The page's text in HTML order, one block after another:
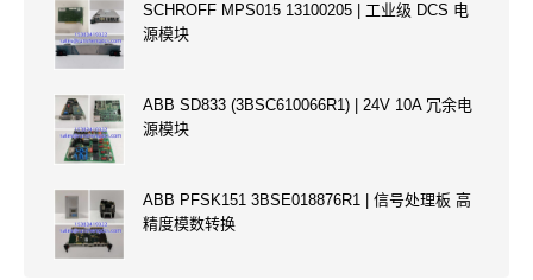
SCHROFF MPS015 13100205 | 工业级 DCS 电
源模块
ABB SD833 (3BSC610066R1) | 24V 10A 冗余电
源模块
ABB PFSK151 3BSE018876R1 | 信号处理板 高
精度模数转换